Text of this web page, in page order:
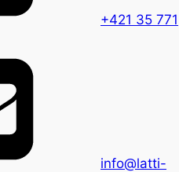
+421 35 771
info@latti-